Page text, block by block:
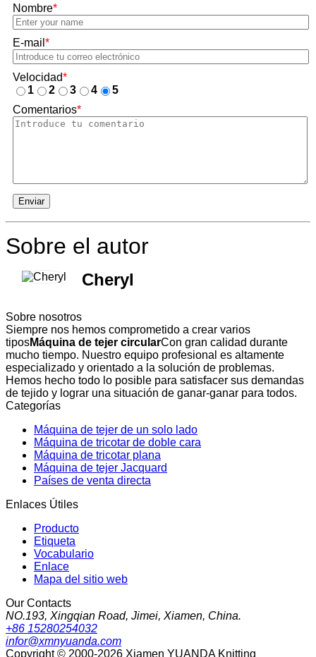
Nombre*
E-mail *
Velocidad*
1
2 3 4
5
Comentarios*
Enviar
Sobre el autor
Cheryl
Sobre nosotros
Siempre nos hemos comprometido a crear varios
tiposMáquina de tejer circularCon gran calidad durante
mucho tiempo. Nuestro equipo profesional es altamente
especializado y orientado a la solución de problemas.
Hemos hecho todo lo posible para satisfacer sus demandas
de tejido y lograr una situación de ganar-ganar para todos.
Categorías
Máquina de tejer de un solo lado
Máquina de tricotar de doble cara
Máquina de tricotar plana
Máquina de tejer Jacquard
Países de venta directa
Enlaces Útiles
Producto
Etiqueta
Vocabulario
Enlace
Mapa del sitio web
Our Contacts
NO.193, Xingqian Road, Jimei, Xiamen, China.
+86 15280254032
infor@xmnyuanda.com
Copyright © 2000-2026 Xiamen YUANDA Knitting